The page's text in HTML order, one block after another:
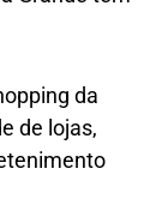
da
de lojas,